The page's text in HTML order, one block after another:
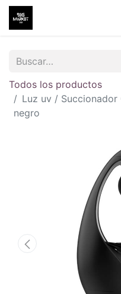
Todos los productos
Luz uv /
negro